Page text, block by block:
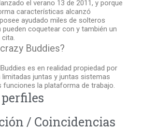
el verano 13 de 2011, y porque
características alcanzó
ayudado miles de solteros
pueden coquetear con y también un
Buddies?
es en realidad propiedad por
juntas y juntas sistemas
funciones la plataforma de trabajo.
/ Coincidencias